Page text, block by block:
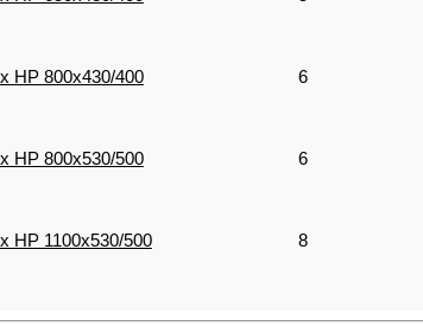
HP 800x430/400 6
HP 800x530/500 6
HP 1100x530/500 8